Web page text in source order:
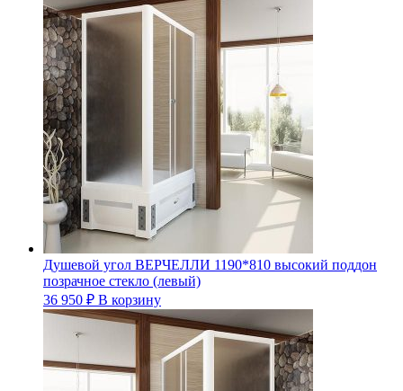
Душевой угол ВЕРЧЕЛЛИ 1190*810 высокий поддон
позрачное стекло (левый)
36 950 ₽ В корзину